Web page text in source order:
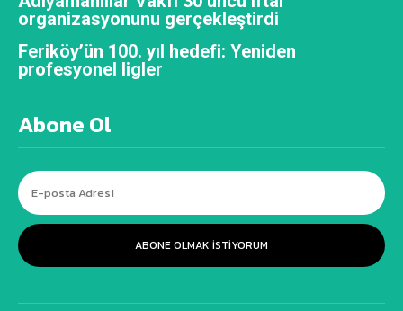
organizasyonunu gerçekleştirdi
Feriköy’ün 100. yıl hedefi: Yeniden
profesyonel ligler
Abone Ol
ABONE OLMAK ISTIYORUM